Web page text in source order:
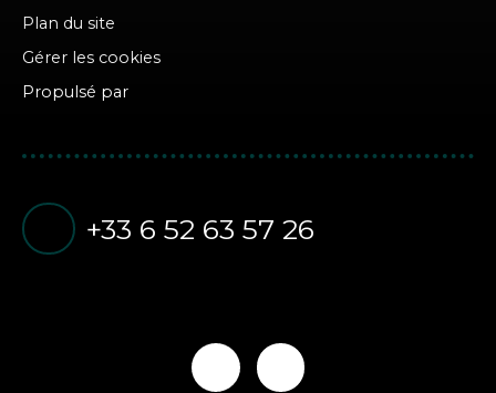
Plan du site
Gérer les cookies
Propulsé par
+33 6 52 63 57 26